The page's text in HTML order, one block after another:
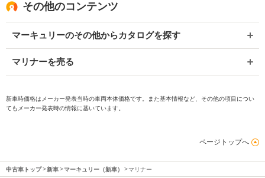
その他のコンテンツ
マーキュリーのその他からカタログを探す
マリナーを売る
新車時価格はメーカー発表当時の車両本体価格です。また基本情報など、その他の項目につい
てもメーカー発表時の情報に基いています。
ページトップへ
中古車トップ 新車 マーキュリー（新車） マリナー